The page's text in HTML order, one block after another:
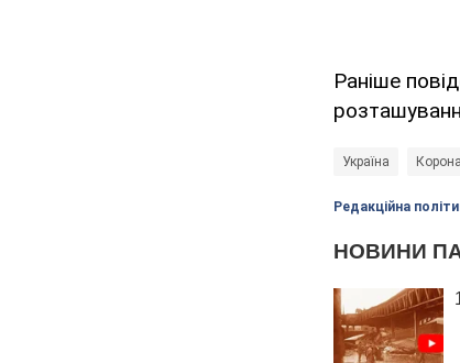
Раніше
Україна
Редакційна